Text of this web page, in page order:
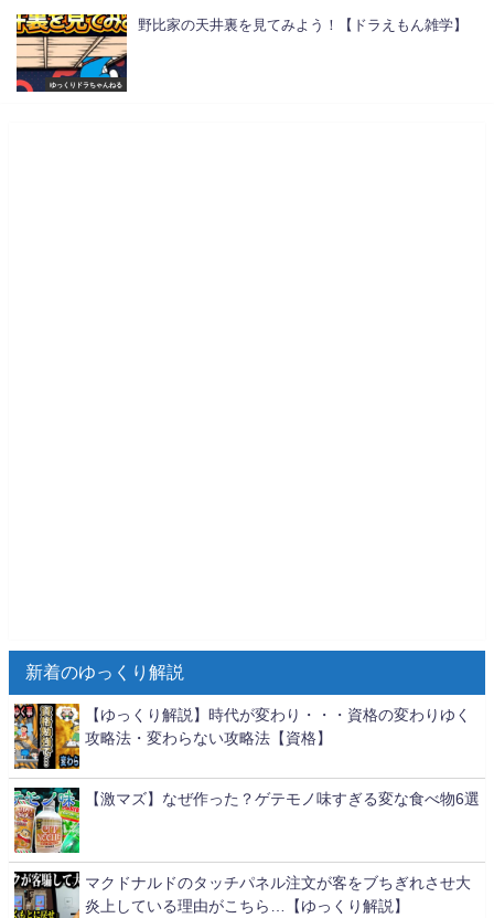
ゆっくりドラちゃんねる
野比家の天井裏を見てみよう！【ドラえもん雑学】
新着のゆっくり解説
【ゆっくり解説】時代が変わり・・・資格の変わりゆく
攻略法・変わらない攻略法【資格】
【激マズ】なぜ作った？ゲテモノ味すぎる変な食べ物6選
マクドナルドのタッチパネル注文が客をブちぎれさせ大
炎上している理由がこちら…【ゆっくり解説】